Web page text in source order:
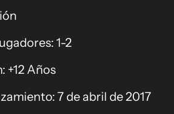
1-2
+12 Años
7 de abril de 2017